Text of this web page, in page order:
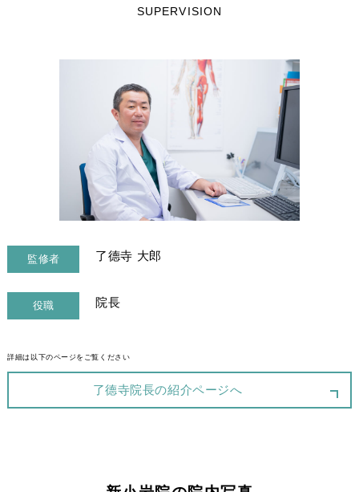
SUPERVISION
監修者 了德寺 大郎
役職 院長
詳細は以下のページをご覧ください
了德寺院長の紹介ページへ